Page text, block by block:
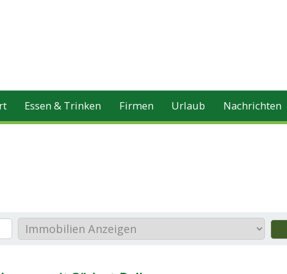
Essen & Trinken Firmen Urlaub Nachrichten